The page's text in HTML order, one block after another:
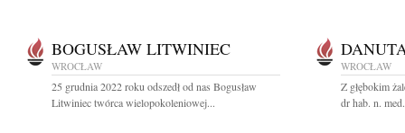
BOGUSŁAW LITWINIEC
WROCŁAW
25 grudnia 2022 roku odszedł od nas Bogusław
Litwiniec twórca wielopokoleniowej...
WROCŁAW
Z głębokim
dr hab. n.